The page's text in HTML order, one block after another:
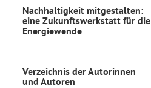
Nachhaltigkeit mitgestalten:
eine Zukunftswerkstatt für die
Energiewende
Verzeichnis der Autorinnen
und Autoren